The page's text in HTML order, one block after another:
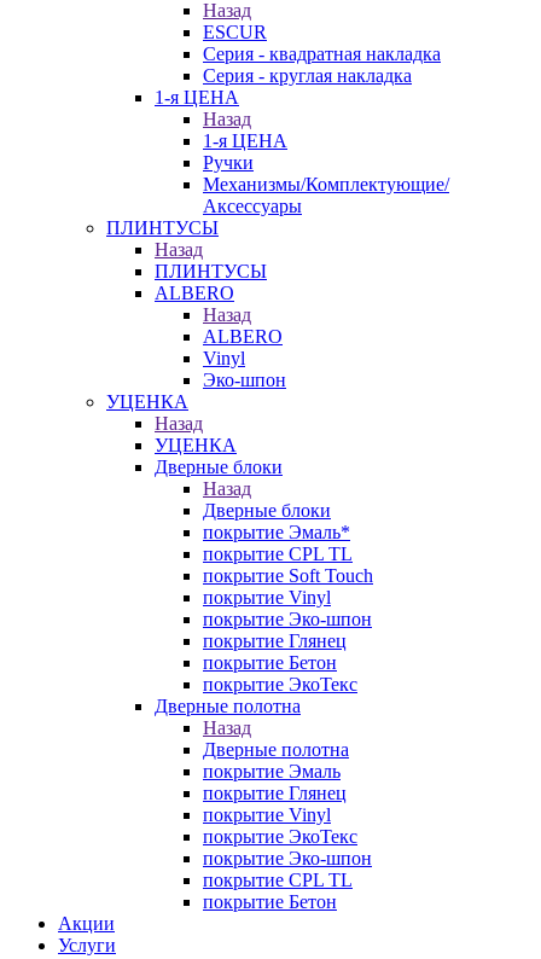
Назад
ESCUR
Серия - квадратная накладка
Серия - круглая накладка
1-я ЦЕНА
Назад
1-я ЦЕНА
Ручки
Механизмы/Комплектующие/
Аксессуары
ПЛИНТУСЫ
Назад
ПЛИНТУСЫ
ALBERO
Назад
ALBERO
Vinyl
Эко-шпон
УЦЕНКА
Назад
УЦЕНКА
Дверные блоки
Назад
Дверные блоки
покрытие Эмаль*
покрытие CPL TL
покрытие Soft Touch
покрытие Vinyl
покрытие Эко-шпон
покрытие Глянец
покрытие Бетон
покрытие ЭкоТекс
Дверные полотна
Назад
Дверные полотна
покрытие Эмаль
покрытие Глянец
покрытие Vinyl
покрытие ЭкоТекс
покрытие Эко-шпон
покрытие CPL TL
покрытие Бетон
Акции
Услуги